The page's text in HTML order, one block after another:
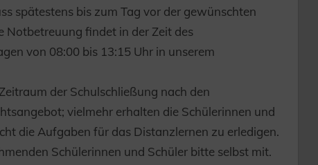
spätestens bis zum Tag vor der gewünschten
Notbetreuung findet in der Zeit des
von 08:00 bis 13:15 Uhr in unserem
der Schulschließung nach den
vielmehr erhalten die Schülerinnen und
die Aufgaben für das Distanzlernen zu erledigen.
Schülerinnen und Schüler bitte selbst mit.